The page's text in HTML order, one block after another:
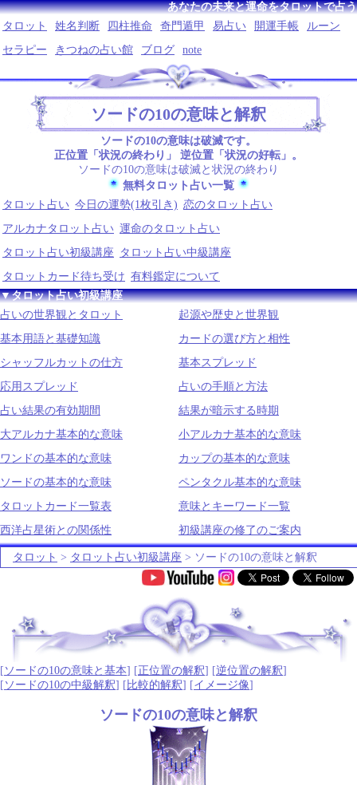
あなたの未来と運命をタロットで占う
タロット
姓名判断 四柱推命 奇門遁甲 易占い 開運手帳
ルーン
セラピー
きつねの占い館 ブログ note
ソードの10の意味と解釈
ソードの10の意味は破滅です。
正位置「状況の終わり」 逆位置「状況の好転」。
ソードの10の意味は破滅と状況の終わり
無料タロット占い一覧
タロット占い 今日の運勢(1枚引き) 恋のタロット占い
アルカナタロット占い 運命のタロット占い
タロット占い初級講座
タロット占い中級講座
タロットカード待ち受け 有料鑑定について
▼タロット占い初級講座
占いの世界観とタロット
起源や歴史と世界観
基本用語と基礎知識
カードの選び方と相性
シャッフルカットの仕方
基本スプレッド
応用スプレッド
占いの手順と方法
占い結果の有効期間
結果が暗示する時期
大アルカナ基本的な意味
小アルカナ基本的な意味
ワンドの基本的な意味
カップの基本的な意味
ソードの基本的な意味
ペンタクル基本的な意味
タロットカード一覧表
意味とキーワード一覧
西洋占星術との関係性
初級講座の修了のご案内
タロット > タロット占い初級講座 > ソードの10の意味と解釈
.
[ ソードの10の意味と基本] [正位置の解釈] [逆位置の解釈]
[ ソードの10の中級解釈] [ 比較的解釈] [イメージ像]
ソードの10の意味と解釈